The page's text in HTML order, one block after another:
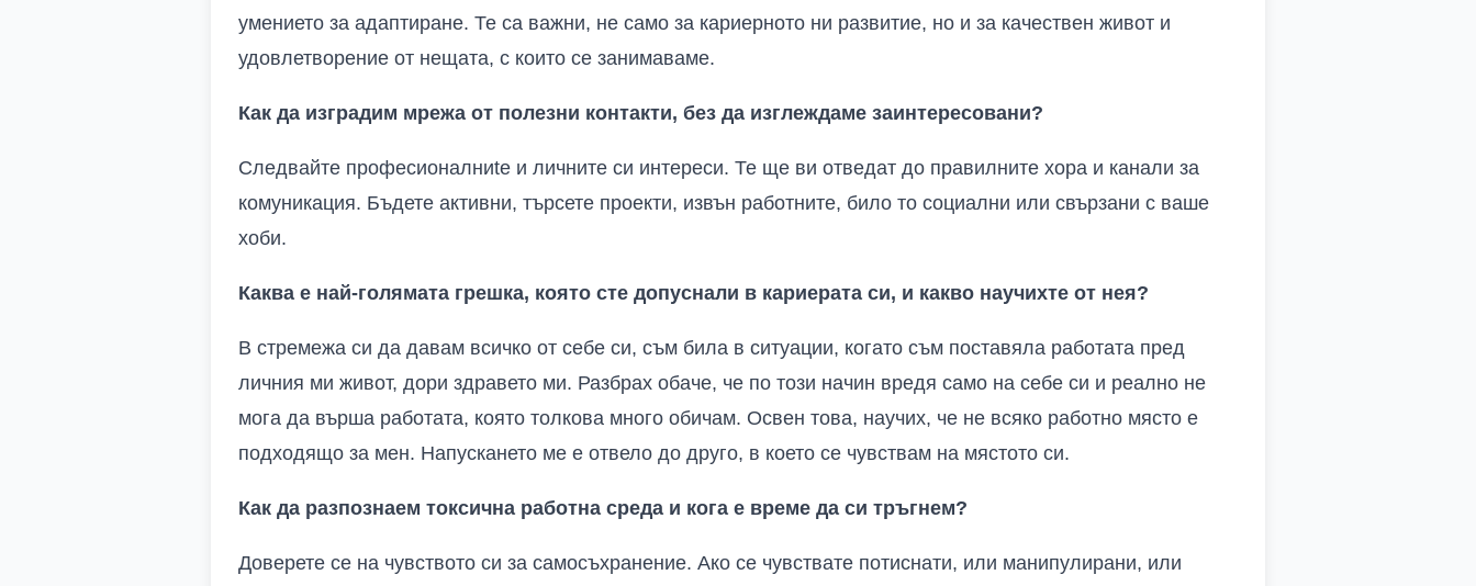
умението за адаптиране. Те са важни, не само за кариерното ни развитие, но и за качествен живот и
удовлетворение от нещата, с които се занимаваме.
Как да изградим мрежа от полезни контакти, без да изглеждаме заинтересовани?
Следвайте професионалниte и личните си интереси. Те ще ви отведат до правилните хора и канали за
комуникация. Бъдете активни, търсете проекти, извън работните, било то социални или свързани с ваше
хоби.
Каква е най-голямата грешка, която сте допуснали в кариерата си, и какво научихте от нея?
В стремежа си да давам всичко от себе си, съм била в ситуации, когато съм поставяла работата пред
личния ми живот, дори здравето ми. Разбрах обаче, че по този начин вредя само на себе си и реално не
мога да върша работата, която толкова много обичам. Освен това, научих, че не всяко работно място е
подходящо за мен. Напускането ме е отвело до друго, в което се чувствам на мястото си.
Как да разпознаем токсична работна среда и кога е време да си тръгнем?
Доверете се на чувството си за самосъхранение. Ако се чувствате потиснати, или манипулирани, или